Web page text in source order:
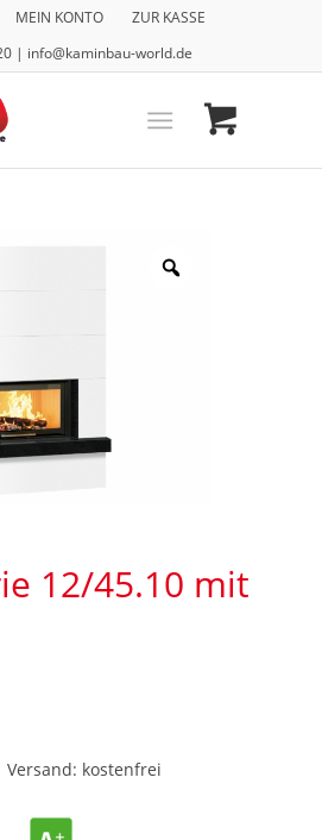
MEIN KONTO
ZUR KASSE
| info@kaminbau-world.de
12/45.10 mit
kostenfrei